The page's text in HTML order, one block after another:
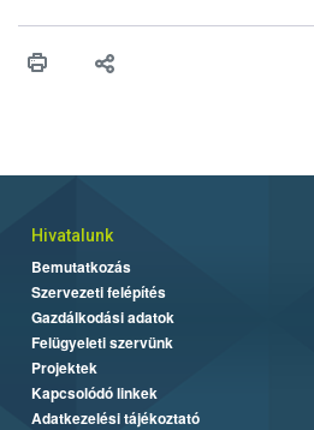
érésű szőlőkben is legyen
felhasználók számára is elérhető és
Hivatalunk
Bemutatkozás
Szervezeti felépítés
Gazdálkodási adatok
Felügyeleti szervünk
Projektek
Kapcsolódó linkek
Adatkezelési tájékoztató